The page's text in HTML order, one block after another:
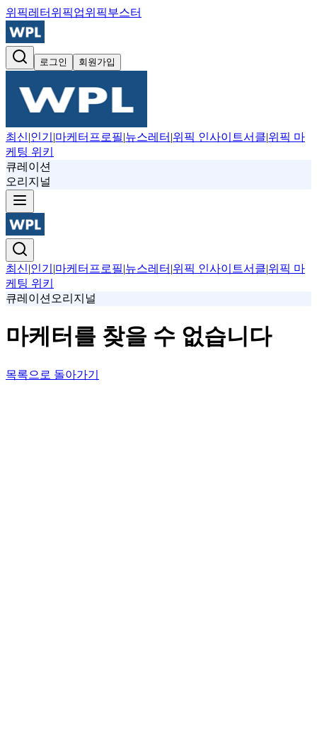
위픽레터 위픽업위픽부스터
로그인 회원가입
최신|인기 |마케터프로필|뉴스레터 |위픽 인사이트서클|위픽 마
케팅 위키
큐레이션
오리지널
최신|인기 |마케터프로필|뉴스레터 |위픽 인사이트서클|위픽 마
케팅 위키
큐레이션 오리지널
마케터를 찾을 수 없습니다
목록으로 돌아가기